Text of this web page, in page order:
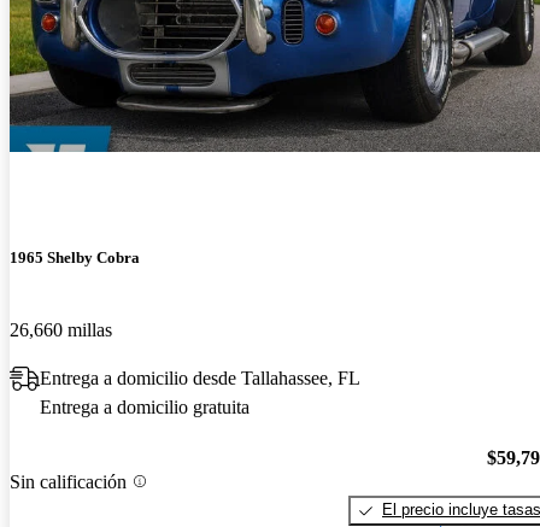
1965 Shelby Cobra
26,660 millas
Entrega a domicilio desde Tallahassee, FL
Entrega a domicilio gratuita
Sin calificación
El precio incluye tasas